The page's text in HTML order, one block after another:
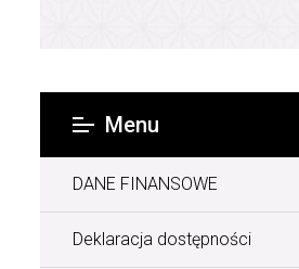
Menu
DANE FINANSOWE
Deklaracja dostępności